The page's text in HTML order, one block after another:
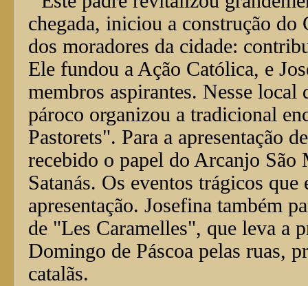
chegada, iniciou a construção
dos moradores da cidade:
Ele fundou a Ação Católica, e
membros aspirantes. Nesse
pároco organizou a tradicional
Pastorets". Para a apresentação
recebido o papel do Arcanjo
Satanás. Os eventos trágicos
apresentação. Josefina também
de "Les Caramelles", que leva a
Domingo de Páscoa pelas ruas,
catalãs.